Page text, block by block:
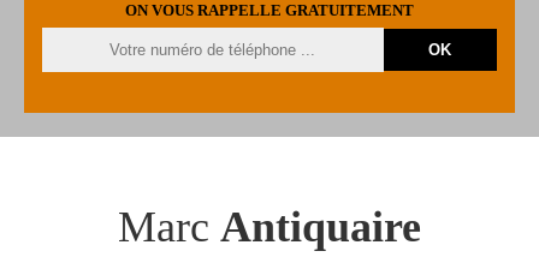
ON VOUS RAPPELLE GRATUITEMENT
Marc Antiquaire